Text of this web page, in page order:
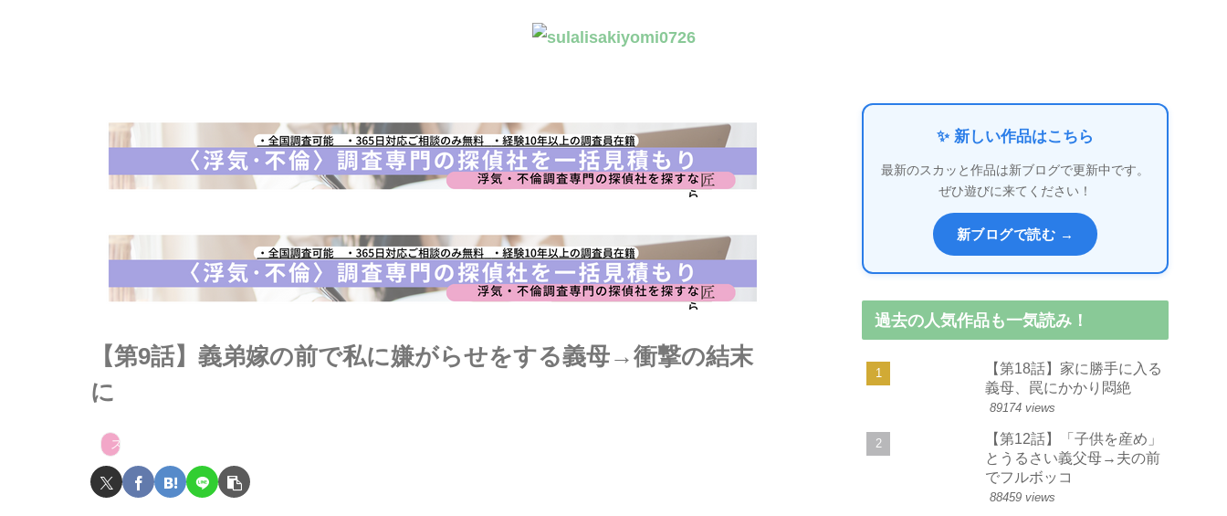
【第9話】義弟嫁の前で私に嫌がらせをする義母→衝撃の結末
に
スカッとまり子@義母、旦那への仕返し
✨ 新しい作品はこちら
最新のスカッと作品は新ブログで更新中です。
ぜひ遊びに来てください！
新ブログで読む →
過去の人気作品も一気読み！
【第18話】家に勝手に入る
義母、罠にかかり悶絶
89174 views
【第12話】「子供を産め」
とうるさい義父母→夫の前
でフルボッコ
88459 views